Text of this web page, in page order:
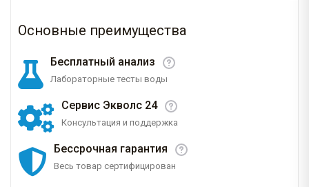
Основные преимущества
Бесплатный анализ
Лабораторные тесты воды
Сервис Экволс 24
Консультация и поддержка
Бессрочная гарантия
Весь товар сертифицирован